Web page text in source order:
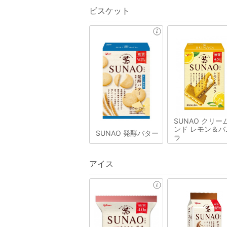
ビスケット
SUNAO 発酵バター
SUNAO クリー
ンド レモン＆バ
ラ
アイス